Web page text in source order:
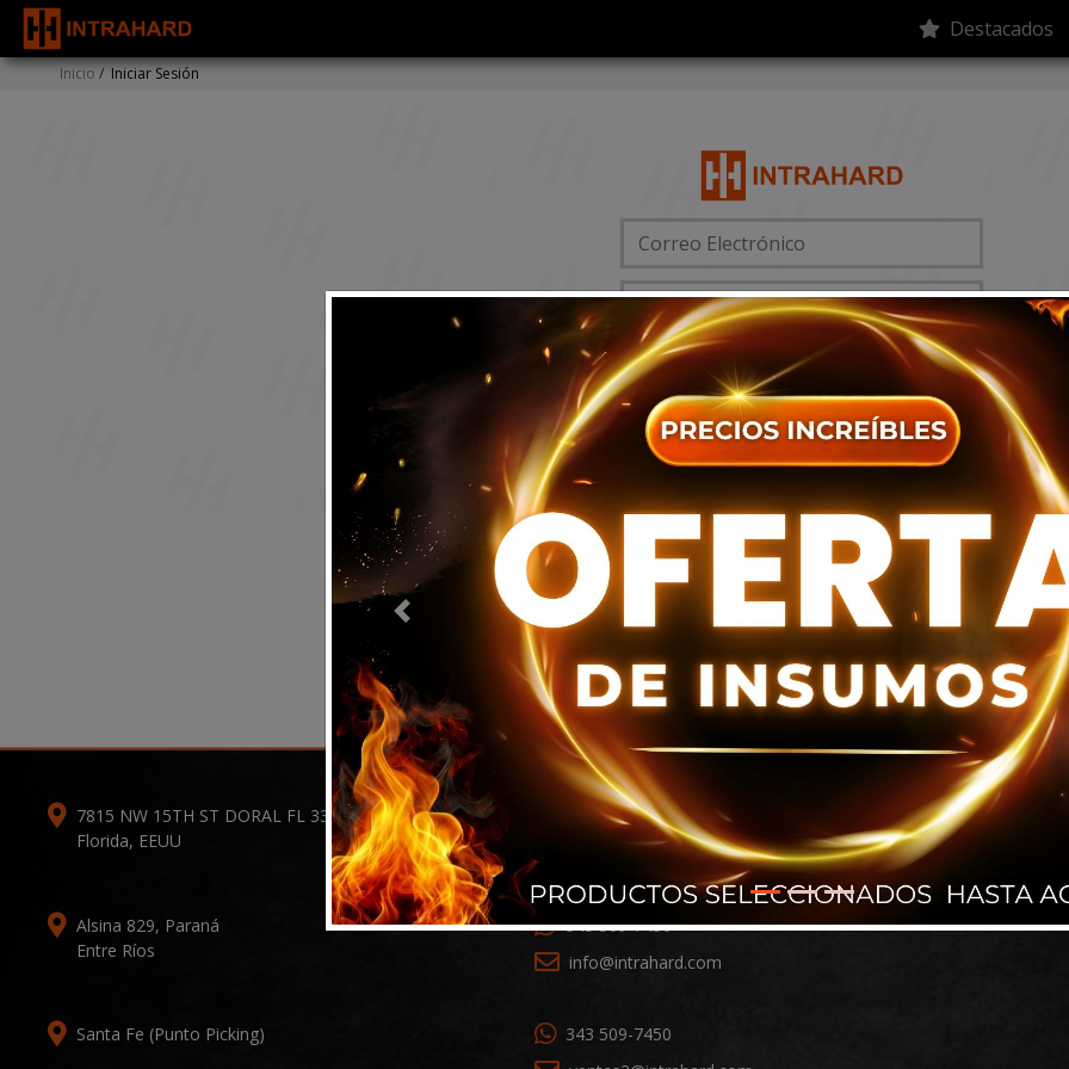
Destacados
Previous
Inicio / Iniciar Sesión
Acceder
person_addRegistrarse moodOlvidó su contraseña
7815 NW 15TH ST DORAL FL 33126-1109
Florida, EEUU
+1 786 698 9101
ventas1@intrahard.com
Alsina 829, Paraná
Entre Ríos
343 509-7450
info@intrahard.com
Santa Fe (Punto Picking)
343 509-7450